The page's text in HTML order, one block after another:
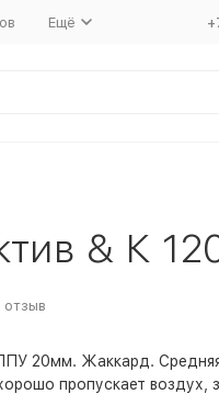
Ещё
& К
отзыв
20мм. Жаккард.
пропускает воздух,